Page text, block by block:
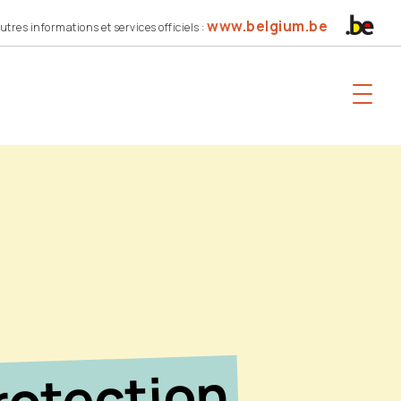
informations et services officiels :www.belgium.be